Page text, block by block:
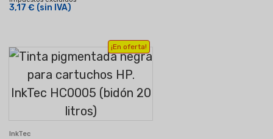
3,17 € (sin IVA)
¡En oferta!
InkTec